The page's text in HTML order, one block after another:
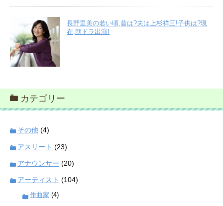
長野里美の若い頃,昔は?夫は上杉祥三!子供は?現
在,朝ドラ出演!
カテゴリー
その他 (4)
アスリート (23)
アナウンサー (20)
アーティスト (104)
作曲家 (4)